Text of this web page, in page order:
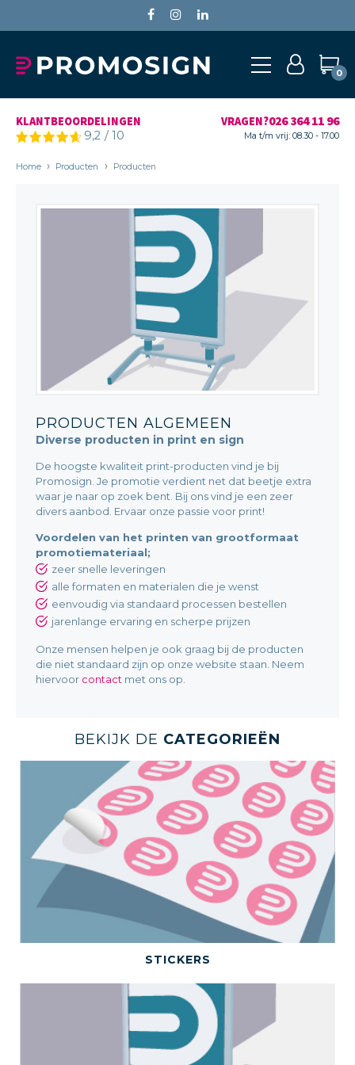
0
KLANTBEOORDELINGEN
9,2 /10
VRAGEN?026 364 11 96
Ma t/m vrij: 08.30 - 17.00
Home Producten Producten
PRODUCTEN ALGEMEEN
Diverse producten in print en sign
De hoogste kwaliteit print-producten vind je bij
Promosign. Je promotie verdient net dat beetje extra
waar je naar op zoek bent. Bij ons vind je een zeer
divers aanbod. Ervaar onze passie voor print!
Voordelen van het printen van grootformaat
promotiemateriaal;
zeer snelle leveringen
alle formaten en materialen die je wenst
eenvoudig via standaard processen bestellen
jarenlange ervaring en scherpe prijzen
Onze mensen helpen je ook graag bij de producten
die niet standaard zijn op onze website staan. Neem
hiervoor contact met ons op.
BEKIJK DE CATEGORIEËN
BEKIJK DEZE CATEGORIE
STICKERS